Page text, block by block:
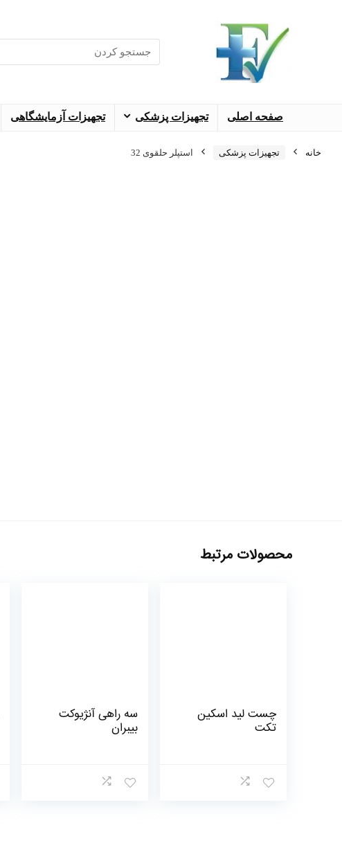
برای
صفحه اصلی تجهیزات پزشکی تجهیزات آزمایشگاهی
خانه تجهیزات پزشکی استپلر حلقوی 32
محصولات مرتبط
چست لید اسکین
تکت
سه راهی آنژیوکت
بیبران